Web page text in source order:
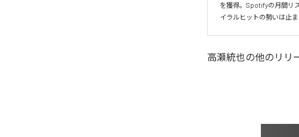
を獲得。Spotifyの月間リ
イラルヒットの勢いは止
高瀬統也の他のリリ